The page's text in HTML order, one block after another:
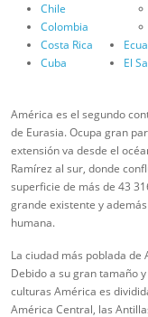
Chile
Colombia
Costa Rica
Cuba
El
América es el segundo
de Eurasia. Ocupa gran
extensión va desde el
Ramírez al sur, donde
superficie de más de 43
grande existente y
humana.
La ciudad más poblada de
Debido a su gran tamaño
culturas América es
América Central, las